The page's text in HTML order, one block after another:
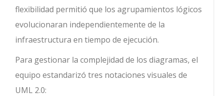
flexibilidad permitió que los agrupamientos lógicos
evolucionaran independientemente de la
infraestructura en tiempo de ejecución.
Para gestionar la complejidad de los diagramas, el
equipo estandarizó tres notaciones visuales de
UML 2.0: